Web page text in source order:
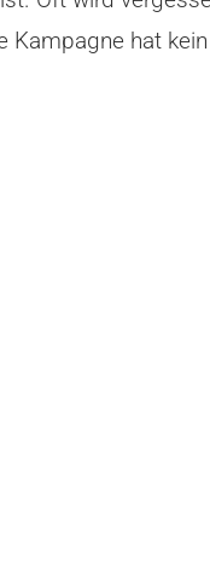
Kampagne hat